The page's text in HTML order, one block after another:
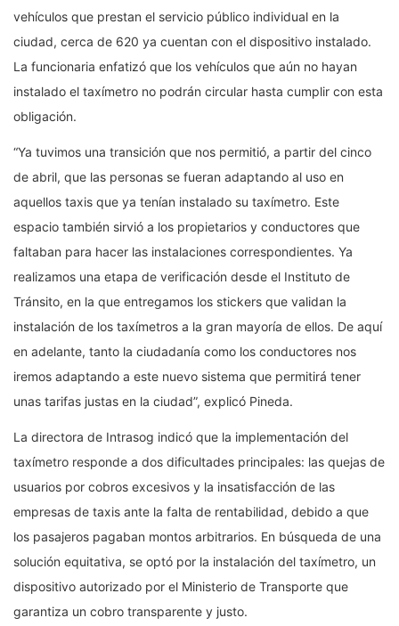
vehículos que prestan el servicio público individual en la
ciudad, cerca de 620 ya cuentan con el dispositivo instalado.
La funcionaria enfatizó que los vehículos que aún no hayan
instalado el taxímetro no podrán circular hasta cumplir con esta
obligación.
“Ya tuvimos una transición que nos permitió, a partir del cinco
de abril, que las personas se fueran adaptando al uso en
aquellos taxis que ya tenían instalado su taxímetro. Este
espacio también sirvió a los propietarios y conductores que
faltaban para hacer las instalaciones correspondientes. Ya
realizamos una etapa de verificación desde el Instituto de
Tránsito, en la que entregamos los stickers que validan la
instalación de los taxímetros a la gran mayoría de ellos. De aquí
en adelante, tanto la ciudadanía como los conductores nos
iremos adaptando a este nuevo sistema que permitirá tener
unas tarifas justas en la ciudad”, explicó Pineda.
La directora de Intrasog indicó que la implementación del
taxímetro responde a dos dificultades principales: las quejas de
usuarios por cobros excesivos y la insatisfacción de las
empresas de taxis ante la falta de rentabilidad, debido a que
los pasajeros pagaban montos arbitrarios. En búsqueda de una
solución equitativa, se optó por la instalación del taxímetro, un
dispositivo autorizado por el Ministerio de Transporte que
garantiza un cobro transparente y justo.